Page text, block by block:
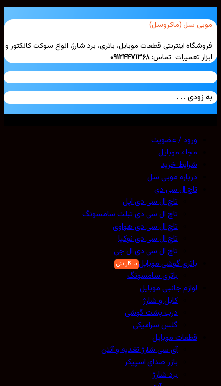
سل (ماکروسل)
اینترنتی قطعات موبایل، باتری، برد شارژ، انواع سوکت کانکتور و
تعمیرات تماس:۰۹۱۲۴۴۷۱۳۶۸
زودی . . .
ورود / عضویت
مجله موبایل
شرایط خرید
درباره موبی سل
تاچ ال سی دی
تاچ ال سی دی اپل
تاچ ال سی دی تبلت سامسونگ
تاچ ال سی دی هواوی
تاچ ال سی دی نوکیا
تاچ ال سی دی ال جی
باتری گوشی موبایل
باتری سامسونگ
لوازم جانبی موبایل
کابل و شارژ
درب پشت گوشی
گلس سرامیکی
قطعات موبایل
آی سی شارژ تغذیه و آنتن
بازر صدای اسپیکر
برد شارژ